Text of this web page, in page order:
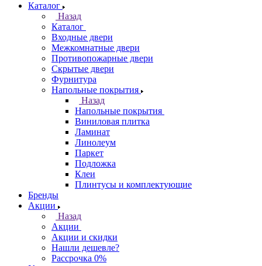
Каталог
Назад
Каталог
Входные двери
Межкомнатные двери
Противопожарные двери
Скрытые двери
Фурнитура
Напольные покрытия
Назад
Напольные покрытия
Виниловая плитка
Ламинат
Линолеум
Паркет
Подложка
Клеи
Плинтусы и комплектующие
Бренды
Акции
Назад
Акции
Акции и скидки
Нашли дешевле?
Рассрочка 0%